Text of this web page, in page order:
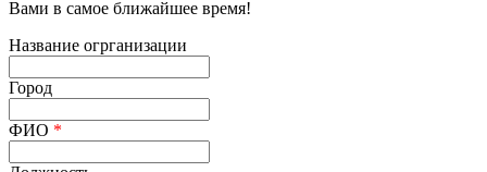
Вами в самое ближайшее время!
Название огрганизации
Город
ФИО *